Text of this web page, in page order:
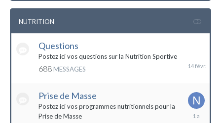
NUTRITION
Questions
Postez ici vos questions sur la Nutrition Sportive
688 MESSAGES
Prise de Masse
Postez ici vos programmes nutritionnels pour la
Prise de Masse
19